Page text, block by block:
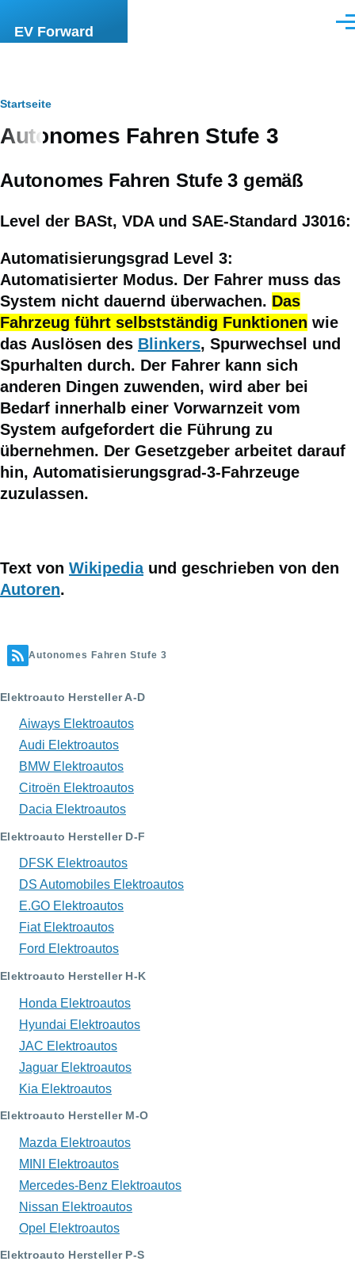
EV Forward
Pfadnavigation
Startseite
Autonomes Fahren Stufe 3
Autonomes Fahren Stufe 3 gemäß
Level der BASt, VDA und SAE-Standard J3016:
Automatisierungsgrad Level 3:
Automatisierter Modus. Der Fahrer muss das
System nicht dauernd überwachen. Das
Fahrzeug führt selbstständig Funktionen wie
das Auslösen des Blinkers, Spurwechsel und
Spurhalten durch. Der Fahrer kann sich
anderen Dingen zuwenden, wird aber bei
Bedarf innerhalb einer Vorwarnzeit vom
System aufgefordert die Führung zu
übernehmen. Der Gesetzgeber arbeitet darauf
hin, Automatisierungsgrad-3-Fahrzeuge
zuzulassen.
Text von Wikipediaund geschrieben von den
Autoren.
Autonomes Fahren Stufe 3
Elektroauto Hersteller A-D
Aiways Elektroautos
Audi Elektroautos
BMW Elektroautos
Citroën Elektroautos
Dacia Elektroautos
Elektroauto Hersteller D-F
DFSK Elektroautos
DS Automobiles Elektroautos
E.GO Elektroautos
Fiat Elektroautos
Ford Elektroautos
Elektroauto Hersteller H-K
Honda Elektroautos
Hyundai Elektroautos
JAC Elektroautos
Jaguar Elektroautos
Kia Elektroautos
Elektroauto Hersteller M-O
Mazda Elektroautos
MINI Elektroautos
Mercedes-Benz Elektroautos
Nissan Elektroautos
Opel Elektroautos
Elektroauto Hersteller P-S